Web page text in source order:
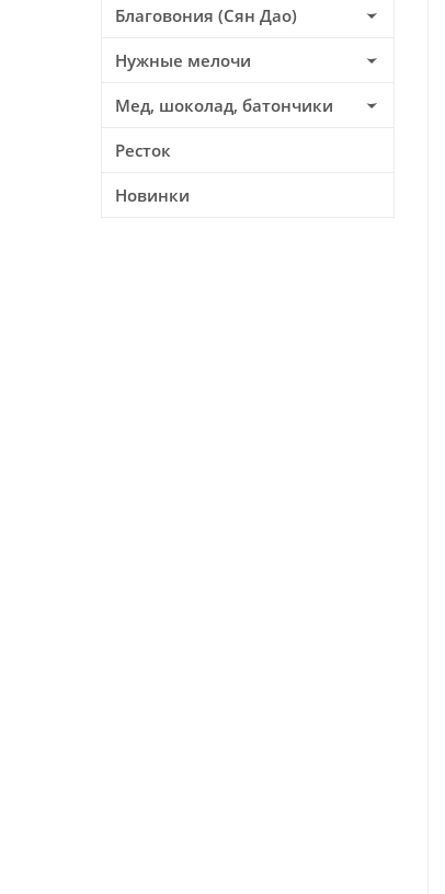
Благовония (Сян Дао)
Нужные мелочи
Мед, шоколад, батончики
Ресток
Новинки